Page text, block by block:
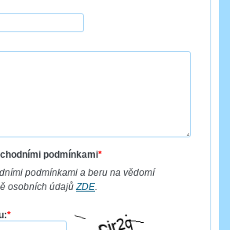
podmínkami*
podmínkami a beru na vědomí
osobních údajůZDE.
*